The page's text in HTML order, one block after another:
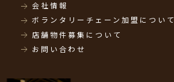
会社情報
ボランタリーチェーン加盟について
店舗物件募集について
お問い合わせ